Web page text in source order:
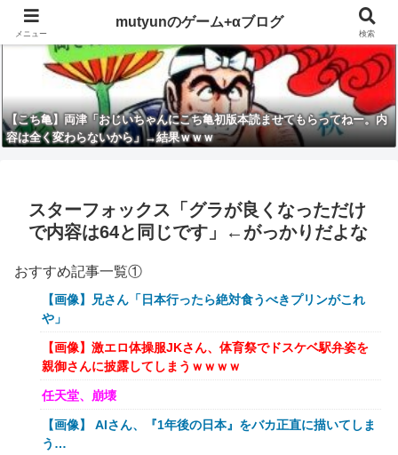
【こち亀】両津「おじいちゃんにこち亀初版本読ませてもらってねー。内
容は全く変わらないから」→結果ｗｗｗ
スターフォックス「グラが良くなっただけ
で内容は64と同じです」←がっかりだよな
おすすめ記事一覧①
【画像】兄さん「日本行ったら絶対食うべきプリンがこれ
や」
【画像】激エロ体操服JKさん、体育祭でドスケベ駅弁姿を
親御さんに披露してしまうｗｗｗｗ
任天堂、崩壊
【画像】 AIさん、『1年後の日本』をバカ正直に描いてしま
う…
メニュー
mutyunのゲーム+αブログ
検索